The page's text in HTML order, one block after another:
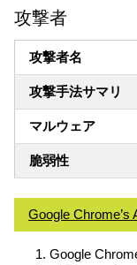
攻撃者
攻撃者名
攻撃手法サマリ
マルウェア
脆弱性
Google
Google